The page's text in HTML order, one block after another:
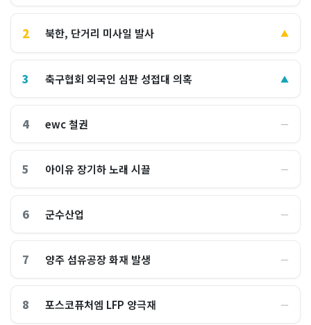
2 북한, 단거리 미사일 발사 ▲
3 축구협회 외국인 심판 성접대 의혹 ▲
4 ewc 철권 ―
5 아이유 장기하 노래 시끌 ―
6 군수산업 ―
7 양주 섬유공장 화재 발생 ―
8 포스코퓨처엠 LFP 양극재 ―